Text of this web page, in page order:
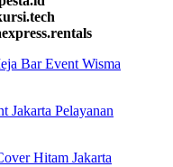
Bar Event Wisma
Jakarta Pelayanan
Hitam Jakarta